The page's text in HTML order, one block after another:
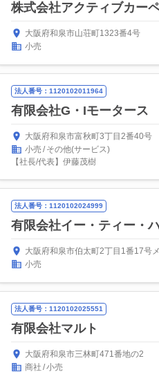
株式会社アクティブカー
大阪府和泉市山荘町1323番4号
小売
法人番号：1120102011964
有限会社G・Iモータース
大阪府和泉市富秋町3丁目2番40号
小売
その他(サービス)
【社長/代表】伊藤茂樹
法人番号：1120102024999
有限会社イー・ティー・
大阪府和泉市伯太町2丁目1番17号
小売
法人番号：1120102025551
有限会社マルト
大阪府和泉市三林町471番地の2
商社 小売